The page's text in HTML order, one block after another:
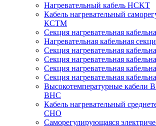
Нагревательный кабель НCKТ
Кабель нагревательный
КСТМ
Секция нагревательная
Нагревательная кабельная
Секция нагревательная
Секция нагревательная
Секция нагревательная
Секция нагревательная
Высокотемпературные
ВНС
Кабель нагревательный
СНО
Саморегулирующаяся